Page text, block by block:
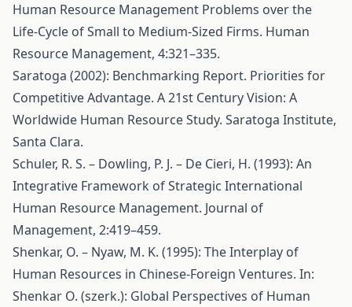
Human Resource Management Problems over the
Life-Cycle of Small to Medium-Sized Firms. Human
Resource Management, 4:321–335.
Saratoga (2002): Benchmarking Report. Priorities for
Competitive Advantage. A 21st Century Vision: A
Worldwide Human Resource Study. Saratoga Institute,
Santa Clara.
Schuler, R. S. – Dowling, P. J. – De Cieri, H. (1993): An
Integrative Framework of Strategic International
Human Resource Management. Journal of
Management, 2:419–459.
Shenkar, O. – Nyaw, M. K. (1995): The Interplay of
Human Resources in Chinese-Foreign Ventures. In:
Shenkar O. (szerk.): Global Perspectives of Human